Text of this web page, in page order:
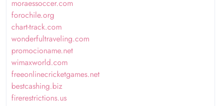
moraessoccer.com
forochile.org
chart-track.com
wonderfultraveling.com
promocioname.net
wimaxworld.com
freeonlinecricketgames.net
bestcashing.biz
firerestrictions.us